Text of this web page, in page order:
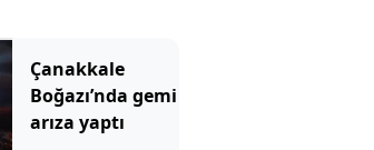
Çanakkale
Boğazı’nda gemi
arıza yaptı